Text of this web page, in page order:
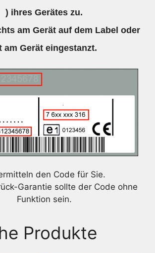
) ihres Gerätes zu.
am Gerät auf dem Label oder
am Gerät eingestanzt.
den Code für Sie.
Garantie sollte der Code ohne
Funktion sein.
Produkte